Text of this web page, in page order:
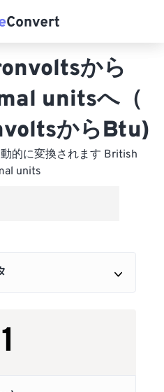
から
unitsへ（
からBtu)
的に変換されます British
units